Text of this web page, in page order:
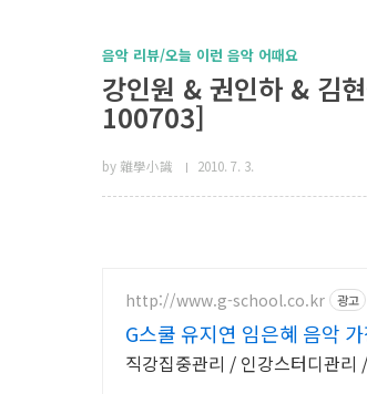
음악 리뷰/오늘 이런 음악 어때요
강인원 & 권인하 & 김
100703]
by 雜學小識 2010. 7. 3.
http://www.g-school.co.kr 광고
G스쿨 유지연 임은혜 음악
직강집중관리 / 인강스터디관